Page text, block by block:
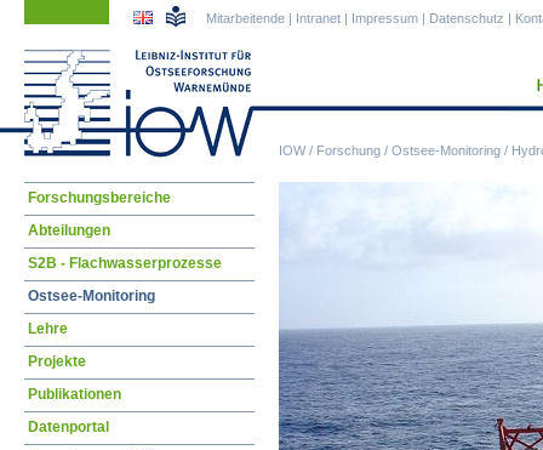
IOW/ Forschung / Ostsee-Monitoring /
Mitarbeitende | Intranet | Impressum | Datenschutz |
Navigation
überspringen
Forschungsbereiche
Abteilungen
S2B - Flachwasserprozesse
Ostsee-Monitoring
Lehre
Projekte
Publikationen
Datenportal